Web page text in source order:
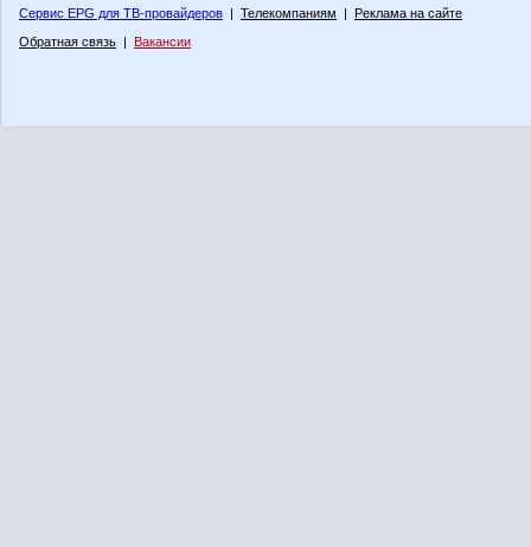
Сервис EPG для ТВ-провайдеров | Телекомпаниям | Реклама на сайте
Обратная связь | Вакансии